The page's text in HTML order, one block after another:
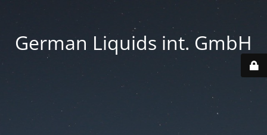
German Liquids int. GmbH